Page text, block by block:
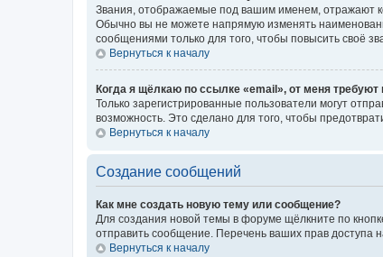
Звания, отображаемые под вашим именем, отражают
Обычно вы не можете напрямую изменять
сообщениями только для того, чтобы повысить своё
Вернуться к началу
Когда я щёлкаю по ссылке «email», от меня
Только зарегистрированные пользователи могут
возможность. Это сделано для того, чтобы
Вернуться к началу
Создание сообщений
Как мне создать новую тему или сообщение?
Для создания новой темы в форуме щёлкните по
отправить сообщение. Перечень ваших прав
Вернуться к началу